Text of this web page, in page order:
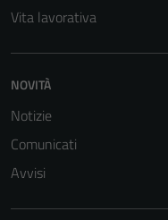
Vita lavorativa
NOVITÀ
Notizie
Comunicati
Avvisi